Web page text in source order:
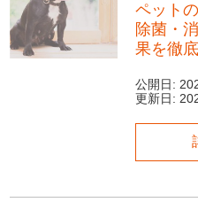
ペット
除菌・
果を徹
公開日:
更新日: